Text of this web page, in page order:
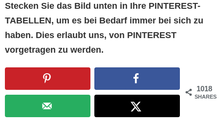
Stecken Sie das Bild unten in Ihre PINTEREST-
TABELLEN, um es bei Bedarf immer bei sich zu
haben. Dies erlaubt uns, von PINTEREST
vorgetragen zu werden.
1018
SHARES